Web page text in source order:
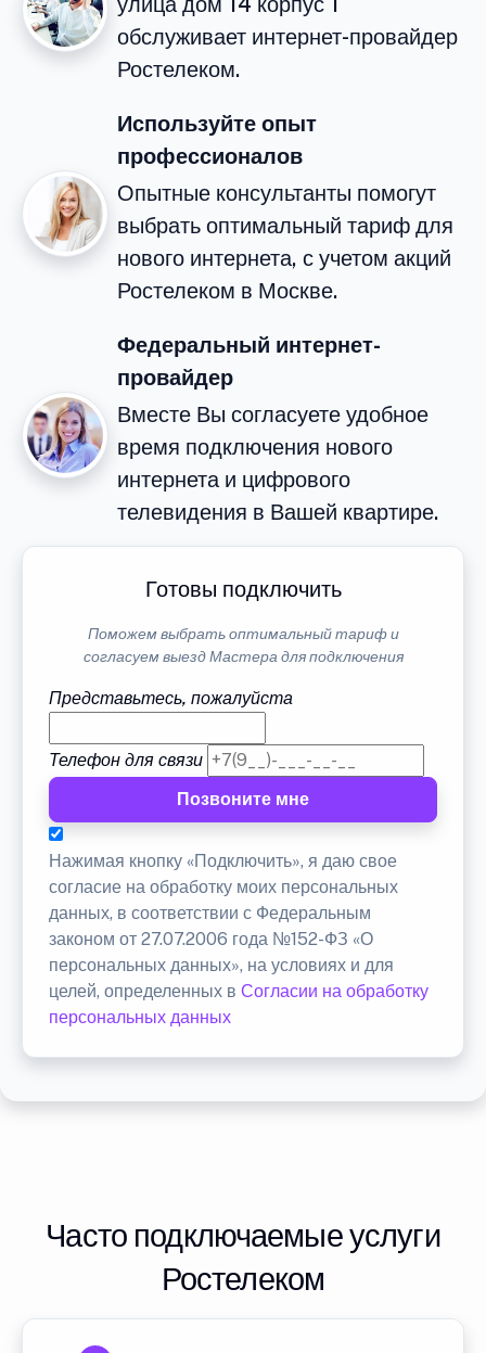
обслуживает интернет-провайдер
Ростелеком.
Используйте опыт
профессионалов
Опытные консультанты помогут
выбрать оптимальный тариф для
нового интернета, с учетом акций
Ростелеком в Москве.
Федеральный интернет-
провайдер
Вместе Вы согласуете удобное
время подключения нового
интернета и цифрового
телевидения в Вашей квартире.
Готовы подключить
Поможем выбрать оптимальный тариф и
согласуем выезд Мастера для подключения
Представьтесь, пожалуйста
Телефон для связи
Позвоните мне
Нажимая кнопку «Подключить», я даю свое
согласие на обработку моих персональных
данных, в соответствии с Федеральным
законом от 27.07.2006 года №152-ФЗ «О
персональных данных», на условиях и для
целей, определенных в Согласии на обработку
персональных данных
Часто подключаемые услуги
Ростелеком